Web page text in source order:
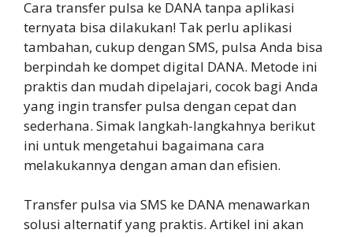
Cara transfer pulsa ke DANA tanpa aplikasi
ternyata bisa dilakukan! Tak perlu aplikasi
tambahan, cukup dengan SMS, pulsa Anda bisa
berpindah ke dompet digital DANA. Metode ini
praktis dan mudah dipelajari, cocok bagi Anda
yang ingin transfer pulsa dengan cepat dan
sederhana. Simak langkah-langkahnya berikut
ini untuk mengetahui bagaimana cara
melakukannya dengan aman dan efisien.
Transfer pulsa via SMS ke DANA menawarkan
solusi alternatif yang praktis. Artikel ini akan